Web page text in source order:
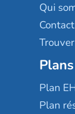
Qui
Contact
Plan
Plan